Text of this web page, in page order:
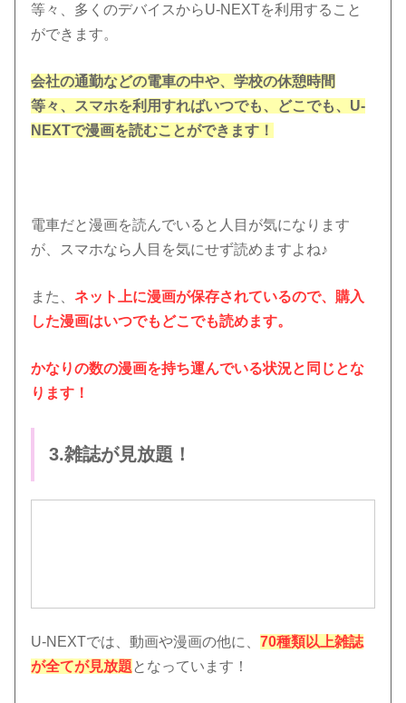
等々、多くのデバイスからU-NEXTを利用すること
ができます。
会社の通勤などの電車の中や、学校の休憩時間
等々、スマホを利用すればいつでも、どこでも、U-
NEXTで漫画を読むことができます！
電車だと漫画を読んでいると人目が気になります
が、スマホなら人目を気にせず読めますよね♪
また、ネット上に漫画が保存されているので、購入
した漫画はいつでもどこでも読めます。
かなりの数の漫画を持ち運んでいる状況と同じとな
ります！
3.雑誌が見放題！
U-NEXTでは、動画や漫画の他に、70種類以上雑誌
が全てが見放題 となっています！